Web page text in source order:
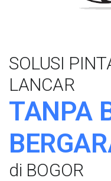
SOLUSI
LANCAR
TANPA
di BOGOR